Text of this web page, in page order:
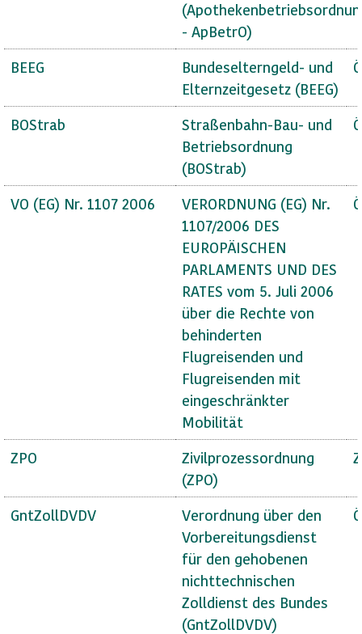
- ApBetrO)
BEEG
Bundeselterngeld- und
Elternzeitgesetz (BEEG)
BOStrab
Straßenbahn-Bau- und
Betriebsordnung
(BOStrab)
VO (EG) Nr. 1107 2006
VERORDNUNG (EG) Nr.
1107/2006 DES
EUROPÄISCHEN
PARLAMENTS UND DES
RATES vom 5. Juli 2006
über die Rechte von
behinderten
Flugreisenden und
Flugreisenden mit
eingeschränkter
Mobilität
ZPO
Zivilprozessordnung
(ZPO)
GntZollDVDV
Verordnung über den
Vorbereitungsdienst
für den gehobenen
nichttechnischen
Zolldienst des Bundes
(GntZollDVDV)